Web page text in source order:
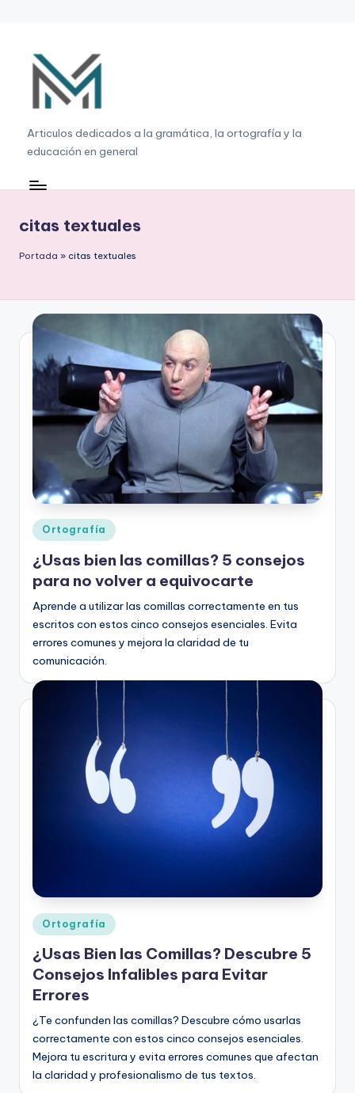
contenido
G
r
a
á
ti
a
,
o
rt
o
r
a
fí
a
y
e
d
u
c
Articulos dedicados a la gramática, la ortografía y la
educación en general
citas textuales
Portada » citas textuales
Publicado
en
Ortografía
¿Usas bien las comillas? 5 consejos
para no volver a equivocarte
Aprende a utilizar las comillas correctamente en tus
escritos con estos cinco consejos esenciales. Evita
errores comunes y mejora la claridad de tu
comunicación.
Publicado
en
Ortografía
¿Usas Bien las Comillas? Descubre 5
Consejos Infalibles para Evitar
Errores
¿Te confunden las comillas? Descubre cómo usarlas
correctamente con estos cinco consejos esenciales.
Mejora tu escritura y evita errores comunes que afectan
la claridad y profesionalismo de tus textos.